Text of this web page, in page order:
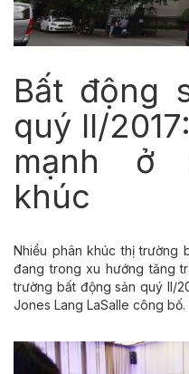
Bất động
quý II/
mạnh ở
khúc
Nhiều phân khúc thị trường
đang trong xu hướng tăng
trường bất động sản quý II/
Jones Lang LaSalle công bố.